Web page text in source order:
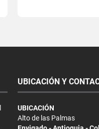
UBICACIÓN Y
UBICACIÓN
Alto de las Palmas